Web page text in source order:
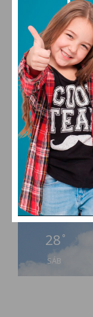
18°
28 °
SÁB